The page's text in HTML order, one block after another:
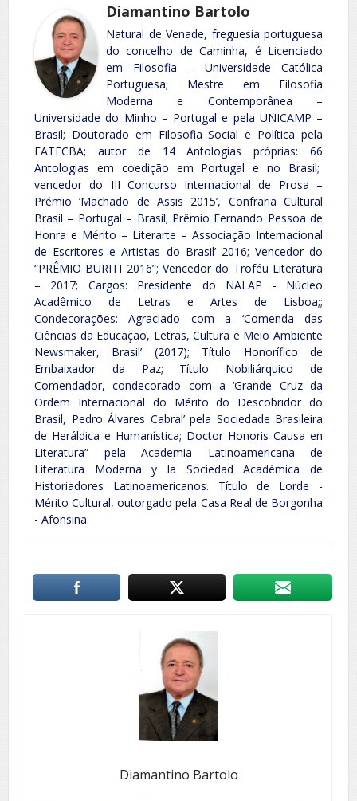
Diamantino Bartolo
Natural de Venade, freguesia portuguesa
do concelho de Caminha, é Licenciado
em Filosofia – Universidade Católica
Portuguesa; Mestre em Filosofia
Moderna e Contemporânea –
Universidade do Minho – Portugal e pela UNICAMP –
Brasil; Doutorado em Filosofia Social e Política pela
FATECBA; autor de 14 Antologias próprias: 66
Antologias em coedição em Portugal e no Brasil;
vencedor do III Concurso Internacional de Prosa –
Prémio ‘Machado de Assis 2015’, Confraria Cultural
Brasil – Portugal – Brasil; Prêmio Fernando Pessoa de
Honra e Mérito – Literarte – Associação Internacional
de Escritores e Artistas do Brasil’ 2016; Vencedor do
“PRÊMIO BURITI 2016”; Vencedor do Troféu Literatura
– 2017; Cargos: Presidente do NALAP - Núcleo
Acadêmico de Letras e Artes de Lisboa;;
Condecorações: Agraciado com a ‘Comenda das
Ciências da Educação, Letras, Cultura e Meio Ambiente
Newsmaker, Brasil’ (2017); Título Honorífico de
Embaixador da Paz; Título Nobiliárquico de
Comendador, condecorado com a ‘Grande Cruz da
Ordem Internacional do Mérito do Descobridor do
Brasil, Pedro Álvares Cabral’ pela Sociedade Brasileira
de Heráldica e Humanística; Doctor Honoris Causa en
Literatura” pela Academia Latinoamericana de
Literatura Moderna y la Sociedad Académica de
Historiadores Latinoamericanos. Título de Lorde -
Mérito Cultural, outorgado pela Casa Real de Borgonha
- Afonsina.
Diamantino Bartolo